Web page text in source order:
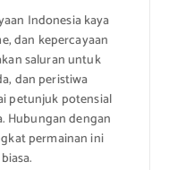
Indonesia kaya
dan kepercayaan
saluran untuk
dan peristiwa
petunjuk potensial
Hubungan dengan
permainan ini